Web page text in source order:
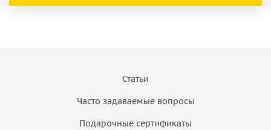
Статьи
Часто задаваемые вопросы
Подарочные сертификаты